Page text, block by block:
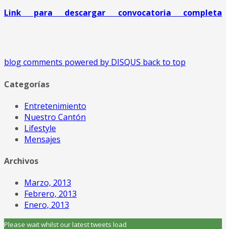
Link para descargar convocatoria completa
blog comments powered by DISQUS back to top
Categorías
Entretenimiento
Nuestro Cantón
Lifestyle
Mensajes
Archivos
Marzo, 2013
Febrero, 2013
Enero, 2013
Please wait whilst our latest tweets load